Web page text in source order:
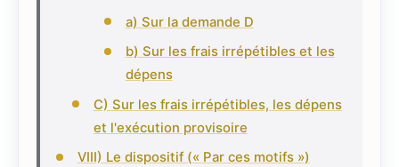
a) Sur la demande D
b) Sur les frais irrépétibles et les
dépens
C) Sur les frais irrépétibles, les dépens
et l'exécution provisoire
VIII) Le dispositif (« Par ces motifs »)